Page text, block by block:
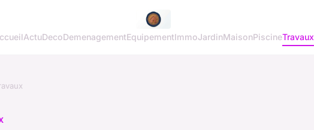
ActuDecoDemenagementEquipementImmoJardinMaisonPiscineTravaux